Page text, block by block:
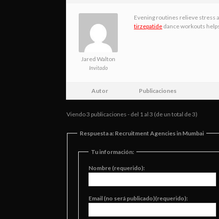
Jared Walton
Invitado
Evening routines relieve stress
tirzepatidedance workouts
Autor Publicaciones
Viendo 3 publicaciones - del 1 al 3 (de un total de 3)
Respuesta a: Recruitment Agencies in Mumbai
Tu información:
Nombre (requerido):
Email (no será publicado)(requerido):